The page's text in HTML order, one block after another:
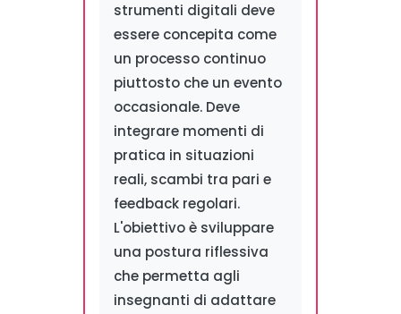
strumenti digitali deve
essere concepita come
un processo continuo
piuttosto che un evento
occasionale. Deve
integrare momenti di
pratica in situazioni
reali, scambi tra pari e
feedback regolari.
L'obiettivo è sviluppare
una postura riflessiva
che permetta agli
insegnanti di adattare